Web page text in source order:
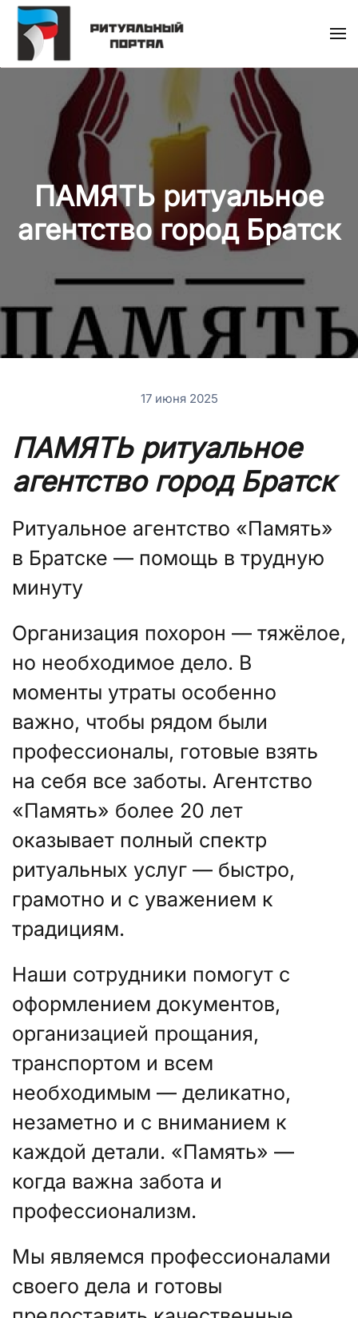
Skip
to
content
ПАМЯТЬ ритуальное
агентство город Братск
17 июня 2025
ПАМЯТЬ ритуальное
агентство город Братск
Ритуальное агентство «Память»
в Братске — помощь в трудную
минуту
Организация похорон — тяжёлое,
но необходимое дело. В
моменты утраты особенно
важно, чтобы рядом были
профессионалы, готовые взять
на себя все заботы. Агентство
«Память» более 20 лет
оказывает полный спектр
ритуальных услуг — быстро,
грамотно и с уважением к
традициям.
Наши сотрудники помогут с
оформлением документов,
организацией прощания,
транспортом и всем
необходимым — деликатно,
незаметно и с вниманием к
каждой детали. «Память» —
когда важна забота и
профессионализм.
Мы являемся профессионалами
своего дела и готовы